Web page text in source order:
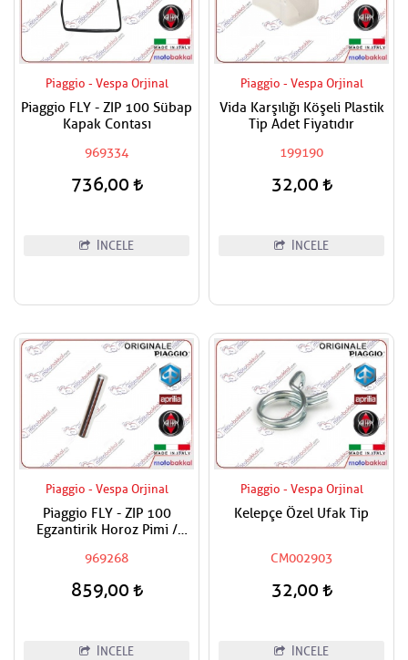
Piaggio - Vespa Orjinal
Piaggio FLY - ZIP 100 Sübap
Kapak Contası
969334
736,00
İNCELE
Piaggio - Vespa Orjinal
Vida Karşılığı Köşeli Plastik
Tip Adet Fiyatıdır
199190
32,00
İNCELE
Piaggio - Vespa Orjinal
Piaggio FLY - ZIP 100
Egzantirik Horoz Pimi /
969268
859,00
İNCELE
Piaggio - Vespa Orjinal
Kelepçe Özel Ufak Tip
CM002903
32,00
İNCELE